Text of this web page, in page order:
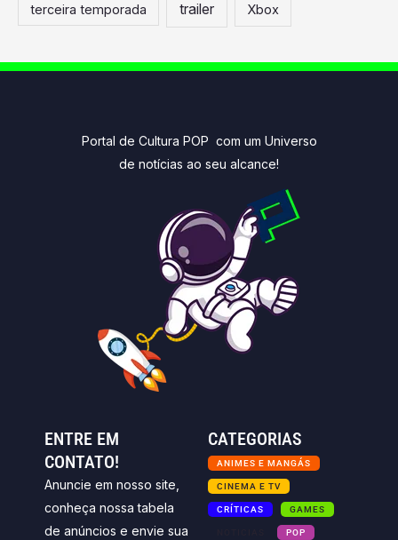
terceira temporada trailer Xbox
Portal de Cultura POP com um Universo
de notícias ao seu alcance!
ENTRE EM
CONTATO!
Anuncie em nosso site,
conheça nossa tabela
de anúncios e envie sua
CATEGORIAS
ANIMES E MANGÁS
CINEMA E TV
CRÍTICAS GAMES
POP